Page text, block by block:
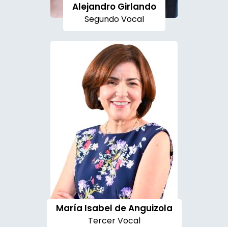
Alejandro Girlando
Segundo Vocal
María Isabel de Anguizola
Tercer Vocal